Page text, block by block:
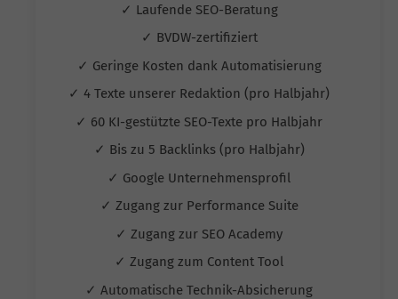
✓ Laufende SEO-Beratung
✓ BVDW-zertifiziert
✓ Geringe Kosten dank Automatisierung
✓ 4 Texte unserer Redaktion (pro Halbjahr)
✓ 60 KI-gestützte SEO-Texte pro Halbjahr
✓ Bis zu 5 Backlinks (pro Halbjahr)
✓ Google Unternehmensprofil
✓ Zugang zur Performance Suite
✓ Zugang zur SEO Academy
✓ Zugang zum Content Tool
✓ Automatische Technik-Absicherung